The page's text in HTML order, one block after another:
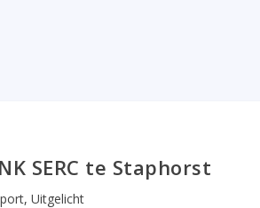
SERC te Staphorst
,Uitgelicht